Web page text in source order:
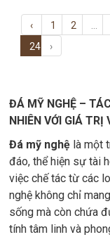
‹ 1 2
24
›
ĐÁ MỸ NGHỆ –
NHIÊN VỚI GIÁ TRỊ
Đá mỹ nghệ là một
đáo, thể hiện sự tài
việc chế tác từ các
nghệ không chỉ
sống mà còn chứa
tính tâm linh và